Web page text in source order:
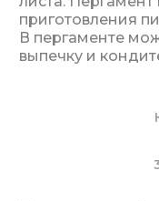
приготовления
В пергаменте
выпечку и